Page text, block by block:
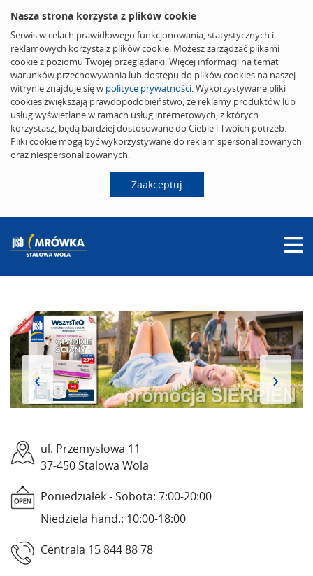
Nasza strona korzysta z plików cookie
Serwis w celach prawidłowego funkcjonowania, statystycznych i
reklamowych korzysta z plików cookie. Możesz zarządzać plikami
cookie z poziomu Twojej przeglądarki. Więcej informacji na temat
warunków przechowywania lub dostępu do plików cookies na naszej
witrynie znajduje się w polityce prywatności. Wykorzystywane pliki
cookies zwiększają prawdopodobieństwo, że reklamy produktów lub
usług wyświetlane w ramach usług internetowych, z których
korzystasz, będą bardziej dostosowane do Ciebie i Twoich potrzeb.
Pliki cookie mogą być wykorzystywane do reklam spersonalizowanych
oraz niespersonalizowanych.
Zaakceptuj
‹ ›
ul. Przemysłowa 11
37-450 Stalowa Wola
Poniedziałek - Sobota: 7:00-20:00
Niedziela hand.: 10:00-18:00
Centrala 15 844 88 78